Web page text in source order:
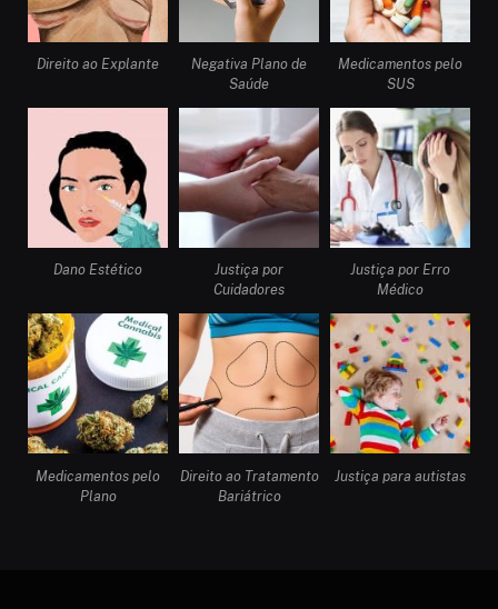
Direito ao Explante
Negativa Plano de
Saúde
Medicamentos pelo
SUS
Dano Estético
Justiça por
Cuidadores
Justiça por Erro
Médico
Medicamentos pelo
Plano
Direito ao Tratamento
Bariátrico
Justiça para autistas